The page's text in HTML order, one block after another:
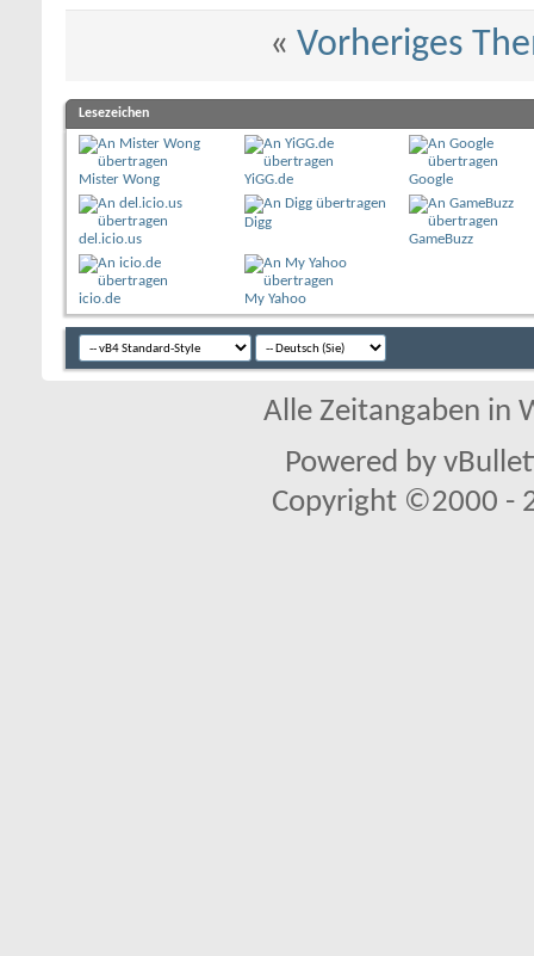
« Vorheriges
Lesezeichen
Mister Wong YiGG.de Google
del.icio.us
Digg
GameBuzz
icio.de My Yahoo
Alle Zeitangaben in
Powered by
Copyright ©2000 -